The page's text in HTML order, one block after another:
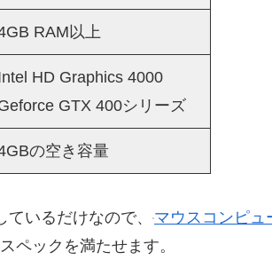
RAM以上
HD Graphics 4000
GTX 400シリーズ
の空き容量
いるだけなので、 マウスコンピュ
ペックを満たせます。